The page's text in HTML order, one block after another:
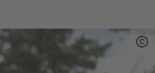
Anschließend geht es
vorbei an Oberndorf über